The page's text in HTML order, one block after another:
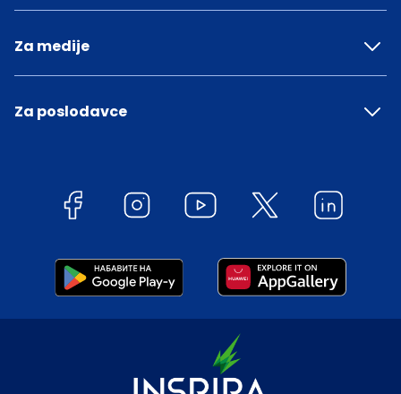
Za medije
Za poslodavce